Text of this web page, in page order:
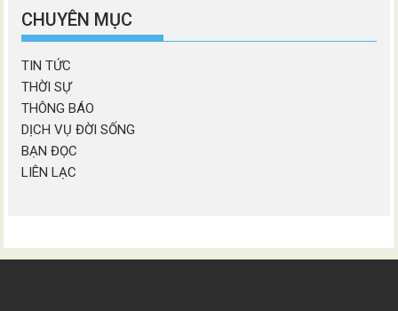
mục
CHUYÊN MỤC
TIN TỨC
THỜI SỰ
THÔNG BÁO
DỊCH VỤ ĐỜI SỐNG
BẠN ĐỌC
LIÊN LẠC